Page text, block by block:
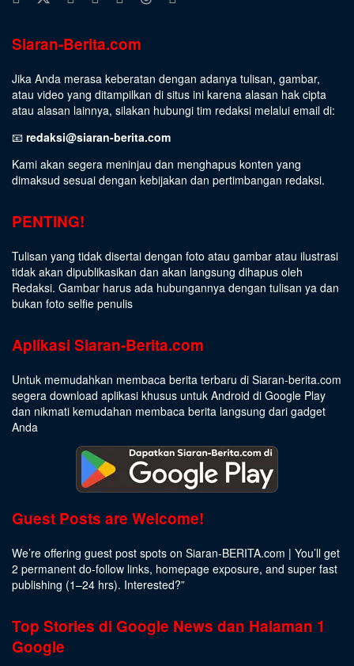
Siaran-Berita.com
Jika Anda merasa keberatan dengan adanya tulisan, gambar,
atau video yang ditampilkan di situs ini karena alasan hak cipta
atau alasan lainnya, silakan hubungi tim redaksi melalui email di:
📧 redaksi@siaran-berita.com
Kami akan segera meninjau dan menghapus konten yang
dimaksud sesuai dengan kebijakan dan pertimbangan redaksi.
PENTING!
Tulisan yang tidak disertai dengan foto atau gambar atau ilustrasi
tidak akan dipublikasikan dan akan langsung dihapus oleh
Redaksi. Gambar harus ada hubungannya dengan tulisan ya dan
bukan foto selfie penulis
Aplikasi Siaran-Berita.com
Untuk memudahkan membaca berita terbaru di Siaran-berita.com
segera download aplikasi khusus untuk Android di Google Play
dan nikmati kemudahan membaca berita langsung dari gadget
Anda
Guest Posts are Welcome!
We’re offering guest post spots on Siaran-BERITA.com | You’ll get
2 permanent do-follow links, homepage exposure, and super fast
publishing (1–24 hrs). Interested?”
Top Stories di Google News dan Halaman 1
Google